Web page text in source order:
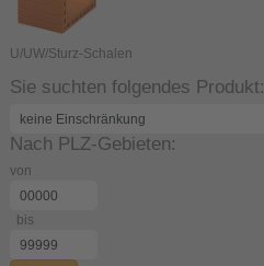
U/UW/Sturz-Schalen
Sie suchten folgendes Produkt:
Nach PLZ-Gebieten:
von
bis